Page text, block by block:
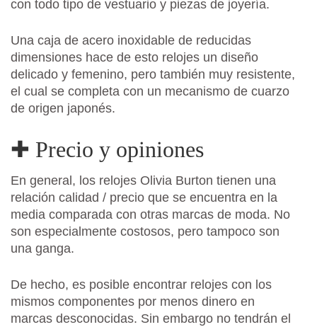
con todo tipo de vestuario y piezas de joyería.
Una caja de acero inoxidable de reducidas
dimensiones hace de esto relojes un diseño
delicado y femenino, pero también muy resistente,
el cual se completa con un mecanismo de cuarzo
de origen japonés.
✚ Precio y opiniones
En general, los relojes Olivia Burton tienen una
relación calidad / precio que se encuentra en la
media comparada con otras marcas de moda. No
son especialmente costosos, pero tampoco son
una ganga.
De hecho, es posible encontrar relojes con los
mismos componentes por menos dinero en
marcas desconocidas. Sin embargo no tendrán el